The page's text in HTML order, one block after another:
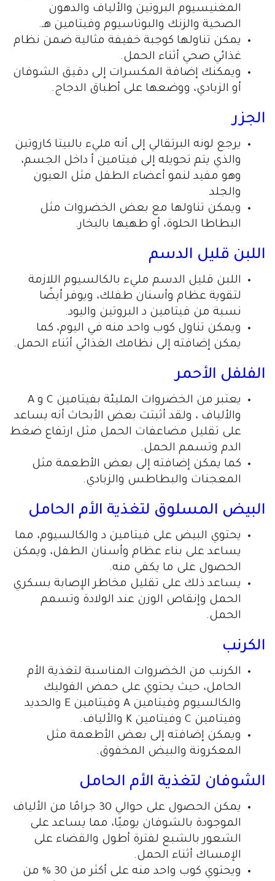
المغنيسيوم البروتين والألياف والدهون
الصحية والزنك والبوتاسيوم وفيتامين هـ.
يمكن تناولها كوجبة خفيفة مثالية ضمن نظام
غذائي صحي أثناء الحمل.
ويمكنك إضافة المكسرات إلى دقيق الشوفان
أو الزبادي، ووضعها على أطباق الدجاج.
الجزر
يرجع لونه البرتقالي إلى أنه مليء بالبيتا كاروتين
والذي يتم تحويله إلى فيتامين أ داخل الجسم،
وهو مفيد لنمو أعضاء الطفل مثل العيون
والجلد
ويمكن تناولها مع بعض الخضروات مثل
البطاطا الحلوة، أو طهيها بالبخار.
اللبن قليل الدسم
اللبن قليل الدسم مليء بالكالسيوم اللازمة
لتقوية عظام وأسنان طفلك، ويوفر أيضًا
نسبة من فيتامين د البروتين واليود.
ويمكن تناول كوب واحد منه في اليوم، كما
يمكن إضافته إلى نظامك الغذائي أثناء الحمل.
الفلفل الأحمر
يعتبر من الخضروات المليئة بفيتامين C و A
والألياف ، ولقد أثبتت بعض الأبحاث أنه يساعد
على تقليل مضاعفات الحمل مثل ارتفاع ضغط
الدم وتسمم الحمل.
كما يمكن إضافته إلى بعض الأطعمة مثل
المعجنات والبطاطس والزبادي.
البيض المسلوق لتغذية الأم الحامل
يحتوي البيض على فيتامين د والكالسيوم، مما
يساعد على بناء عظام وأسنان الطفل، ويمكن
الحصول على ما يكفي منه.
يساعد ذلك على تقليل مخاطر الإصابة بسكري
الحمل وإنقاص الوزن عند الولادة وتسمم
الحمل.
الكرنب
الكرنب من الخضروات المناسبة لتغذية الأم
الحامل، حيث يحتوي على حمض الفوليك
والكالسيوم وفيتامين A وفيتامين E والحديد
وفيتامين C وفيتامين K والألياف.
ويمكن إضافته إلى بعض الأطعمة مثل
المعكرونة والبيض المخفوق.
الشوفان لتغذية الأم الحامل
يمكن الحصول على حوالي 30 جرامًا من الألياف
الموجودة بالشوفان يوميًا، مما يساعد على
الشعور بالشبع لفترة أطول والقضاء على
الإمساك أثناء الحمل.
ويحتوي كوب واحد منه على أكثر من 30 % من